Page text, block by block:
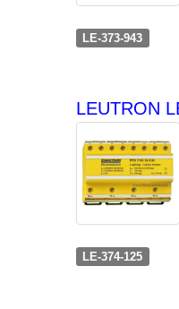
LE-373-943
LEUTRON
LE-374-125